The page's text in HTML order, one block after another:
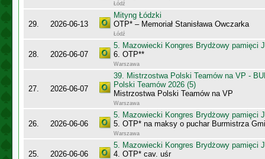
Łódź
29. 2026-06-13
Mityng Łódzki
OTP* – Memoriał Stanisława Owczarka
Łódź
28. 2026-06-07
5. Mazowiecki Kongres Brydżowy pamięci
6. OTP**
Warszawa
27. 2026-06-07
39. Mistrzostwa Polski Teamów na VP -
Polski Teamów 2026 (5)
Mistrzostwa Polski Teamów na VP
Warszawa
26. 2026-06-06
5. Mazowiecki Kongres Brydżowy pamięci
5. OTP* na maksy o puchar Burmistrza
Warszawa
25. 2026-06-06
5. Mazowiecki Kongres Brydżowy pamięci
4. OTP* cav. uśr